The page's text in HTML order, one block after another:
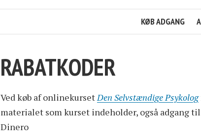
KØB ADGANG
RABATKODER
Ved køb af onlinekursetDen Selvstændige Psykolog
materialet som kurset indeholder, også adgang
Dinero